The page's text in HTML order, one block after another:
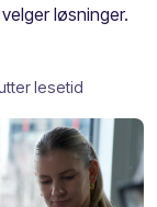
løsninger.
lesetid